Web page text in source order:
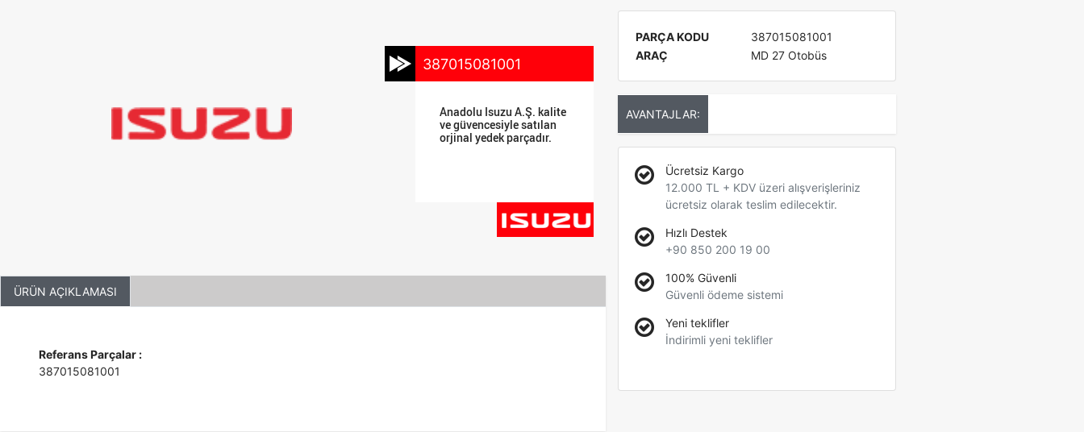
387015081001
Anadolu Isuzu A.Ş. kalite
ve güvencesiyle satılan
orjinal yedek parçadır.
ÜRÜN AÇIKLAMASI
Referans Parçalar :
387015081001
PARÇA KODU
387015081001
ARAÇ
MD 27 Otobüs
AVANTAJLAR:
Ücretsiz Kargo
12.000 TL + KDV üzeri alışverişleriniz
ücretsiz olarak teslim edilecektir.
Hızlı Destek
+90 850 200 19 00
100% Güvenli
Güvenli ödeme sistemi
Yeni teklifler
İndirimli yeni teklifler